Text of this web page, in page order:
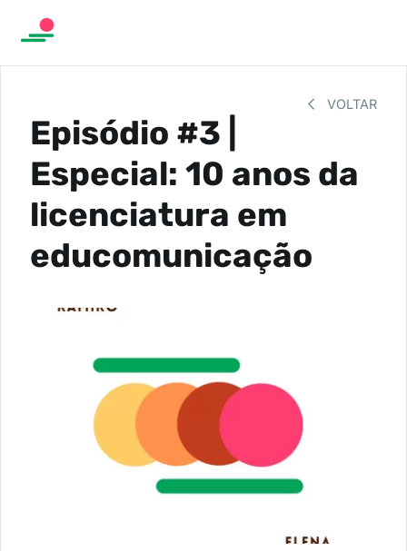
VOLTAR
Episódio #3 |
Especial: 10 anos da
licenciatura em
educomunicação